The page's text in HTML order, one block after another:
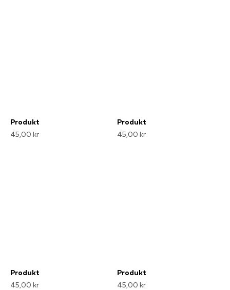
Produkt
45,00 kr
Produkt
45,00 kr
Produkt
45,00 kr
Produkt
45,00 kr